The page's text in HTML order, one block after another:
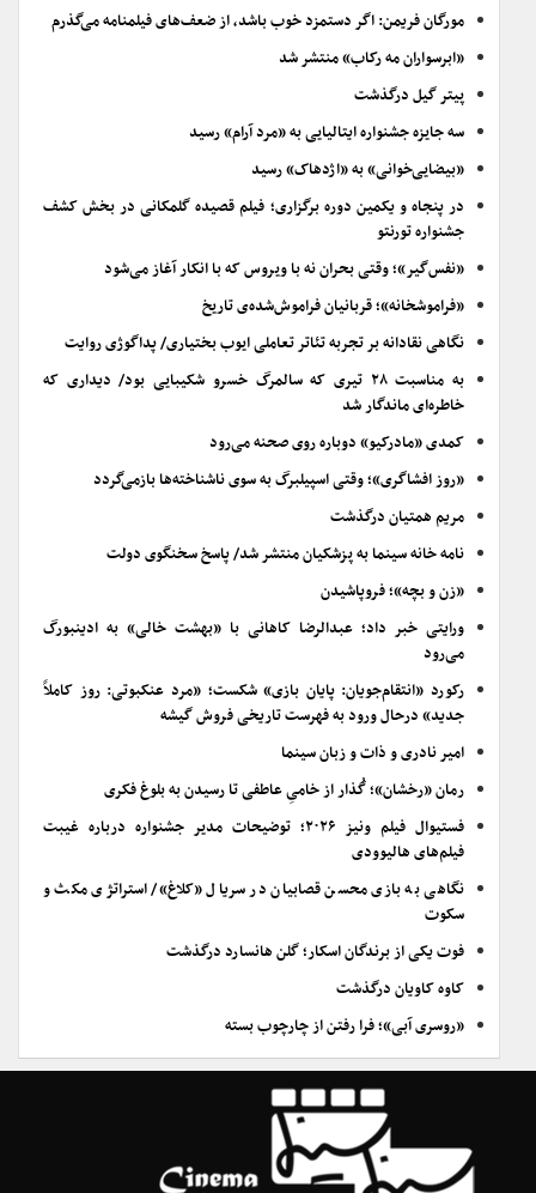
مورگان فریمن: اگر دستمزد خوب باشد، از ضعف‌های فیلمنامه می‌گذرم
«ابرسواران مه رکاب» منتشر شد
پیتر گیل درگذشت
سه جایزه جشنواره ایتالیایی به «مرد آرام» رسید
«بیضایی‌خوانی» به «اژدهاک» رسید
در پنجاه و یکمین دوره برگزاری؛ فیلم قصیده گلمکانی در بخش کشف
جشنواره تورنتو
«نفس‌گیر»؛ وقتی بحران نه با ویروس که با انکار آغاز می‌شود
«فراموشخانه»؛ قربانیان فراموش‌شده‌ی تاریخ
نگاهی نقادانه بر تجربه تئاتر تعاملی ایوب بختیاری/ پداگوژی روایت
به مناسبت ۲۸ تیری که سالمرگ خسرو شکیبایی بود/ دیداری که
خاطره‌ای ماندگار شد
کمدی «مادرکیو» دوباره روی صحنه می‌رود
«روز افشاگری»؛ وقتی اسپیلبرگ به سوی ناشناخته‌ها بازمی‌گردد
مریم همتیان درگذشت
نامه خانه سینما به پزشکیان منتشر شد/ پاسخ سخنگوی دولت
«زن و بچه»؛ فروپاشیدن
ورایتی خبر داد؛ عبدالرضا کاهانی با «بهشت خالی» به ادینبورگ
می‌رود
رکورد «انتقام‌جویان: پایان بازی» شکست؛ «مرد عنکبوتی: روز کاملاً
جدید» درحال ورود به فهرست تاریخی فروش گیشه
امیر نادری و ذات و زبان سینما
رمان «رخشان»؛ گُذار از خامیِ عاطفی تا رسیدن به بلوغ فکری
فستیوال فیلم ونیز ۲۰۲۶؛ توضیحات مدیر جشنواره درباره غیبت
فیلم‌های هالیوودی
نگاهی به بازی محسن قصابیان در سریال «کلاغ»/ استراتژی مکث و
سکوت
فوت یکی از برندگان اسکار؛ گلن هانسارد درگذشت
کاوه کاویان درگذشت
«روسری آبی»؛ فرا رفتن از چارچوب بسته